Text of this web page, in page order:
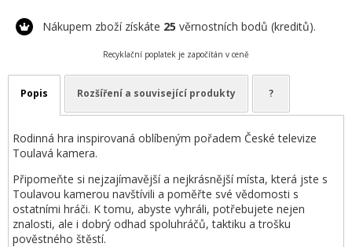
Nákupem zboží získáte 25 věrnostních bodů (kreditů).
Recyklační poplatek je započítán v ceně
Popis Rozšíření a související produkty ?
Rodinná hra inspirovaná oblíbeným pořadem České televize
Toulavá kamera.
Připomeňte si nejzajímavější a nejkrásnější místa, která jste s
Toulavou kamerou navštívili a poměřte své vědomosti s
ostatními hráči. K tomu, abyste vyhráli, potřebujete nejen
znalosti, ale i dobrý odhad spoluhráčů, taktiku a trošku
pověstného štěstí.